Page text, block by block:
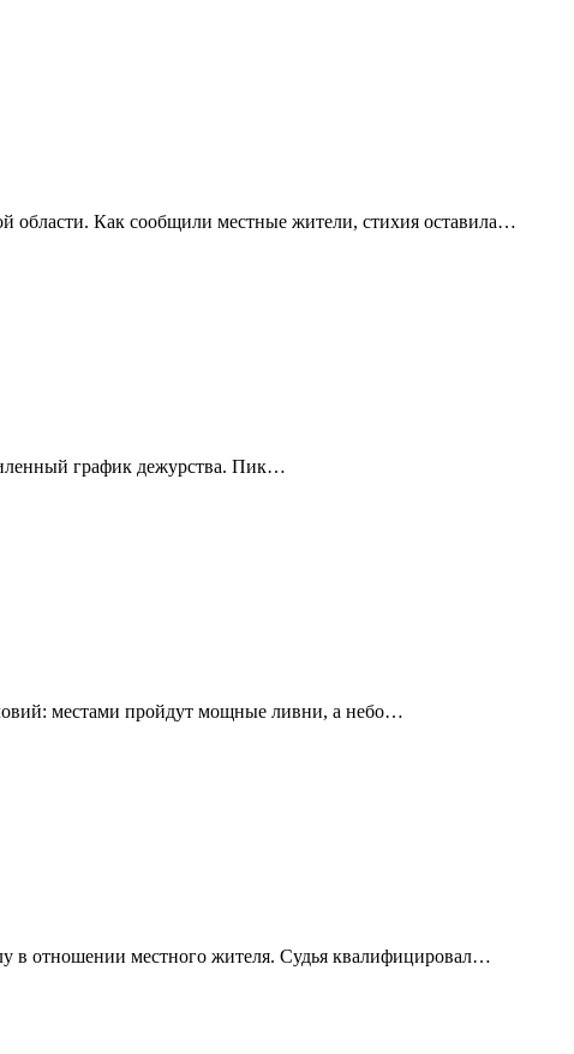
области. Как сообщили местные жители, стихия оставила…
график дежурства. Пик…
местами пройдут мощные ливни, а небо…
в отношении местного жителя. Судья квалифицировал…